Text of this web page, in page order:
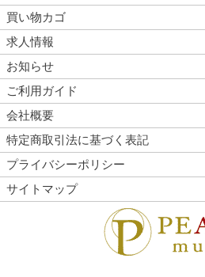
買い物カゴ
求人情報
お知らせ
ご利用ガイド
会社概要
特定商取引法に基づく表記
プライバシーポリシー
サイトマップ